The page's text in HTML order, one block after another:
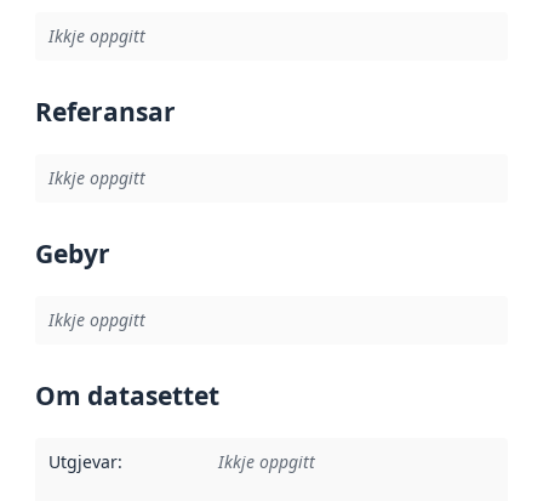
Ikkje oppgitt
Referansar
Ikkje oppgitt
Gebyr
Ikkje oppgitt
Om datasettet
Utgjevar: Ikkje oppgitt